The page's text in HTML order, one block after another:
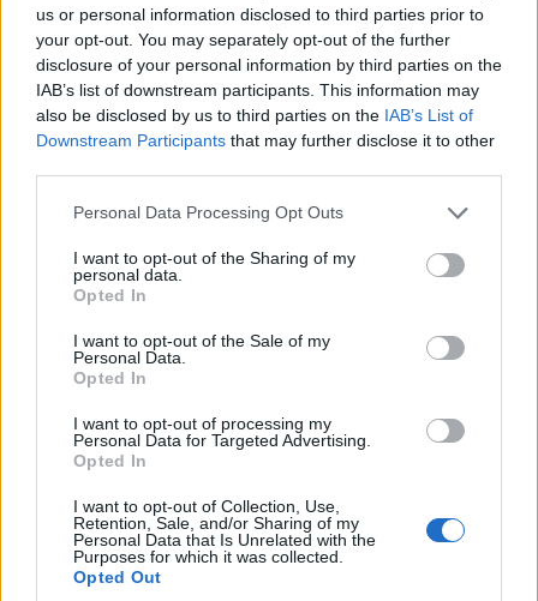
us or personal information disclosed to third parties prior to
your opt-out. You may separately opt-out of the further
disclosure of your personal information by third parties on the
IAB’s list of downstream participants. This information may
also be disclosed by us to third parties on the IAB’s List of
Downstream Participants that may further disclose it to other
Please note that this website/app uses one or more Google
not limited to your visit or usage behaviour. You may click to
grant or deny consent to Google and its third-party tags to
use your data for below specified purposes in below Google
consent section.
Personal Data Processing Opt Outs
I want to opt-out of the Sharing of my
personal data.
Opted In
I want to opt-out of the Sale of my
Personal Data.
Opted In
I want to opt-out of processing my
Personal Data for Targeted Advertising.
Opted In
I want to opt-out of Collection, Use,
Retention, Sale, and/or Sharing of my
Personal Data that Is Unrelated with the
Purposes for which it was collected.
Opted Out
nyomtalanul, ám vigyázni kell arra is, hogy
olyan turisták látogassák a helyet, akik
kellő alázattal viszonyulnak az elhagyott
falvak, építmények iránt – mondta
Jászberényi László a Növekedés.hu-nak
adott interjúban. Az Urbex Hungary
alapítójával emlékeztünk, aki a már lázasan
készül az ötödik visszatérésére.
Hiába nézzük szájtátva a csernobili
szellemvárosról a fotókat, legtöbbünknek
sugárveszélyes területre. Önt mi motiválta?
Ez a valóban furcsa hobbi 2011-ben